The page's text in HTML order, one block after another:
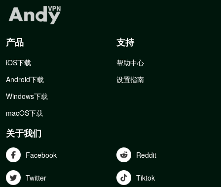
产品
iOS下载
Android下载
Windows下载
macOS下载
支持
帮助中心
设置指南
关于我们
Facebook Reddit
Twitter Tiktok